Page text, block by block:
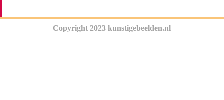
Copyright 2023 kunstigebeelden.nl